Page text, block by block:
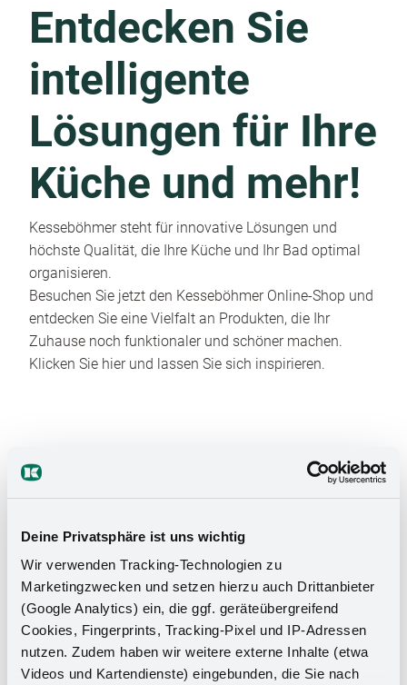
Deine Privatsphäre ist uns wichtig
Wir verwenden Tracking-Technologien zu
Marketingzwecken und setzen hierzu auch Drittanbieter
(Google Analytics) ein, die ggf. geräteübergreifend
Cookies, Fingerprints, Tracking-Pixel und IP-Adressen
nutzen. Zudem haben wir weitere externe Inhalte (etwa
Videos und Kartendienste) eingebunden, die Sie nach
Entdecken Sie
intelligente
Lösungen für Ihre
Küche und mehr!
Kesseböhmer steht für innovative Lösungen und
höchste Qualität, die Ihre Küche und Ihr Bad optimal
organisieren.
Besuchen Sie jetzt den Kesseböhmer Online-Shop und
entdecken Sie eine Vielfalt an Produkten, die Ihr
Zuhause noch funktionaler und schöner machen.
Klicken Sie hier und lassen Sie sich inspirieren.
Das Stauraumwunder für Ihr
Badezimmer